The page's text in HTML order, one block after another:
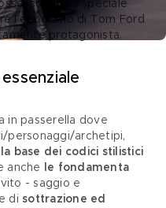
di una speciale
l’edonismo di Tom Ford
protagonista.
in passerella dove
personaggi/archetipi,
base dei codici stilistici
anche
le fondamenta
- saggio e
di sottrazione ed